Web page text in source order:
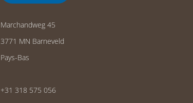
Marchandweg 45
3771 MN Barneveld
Pays-Bas
+31 318 575 056